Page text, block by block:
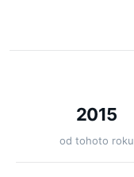
2015
od tohoto roku